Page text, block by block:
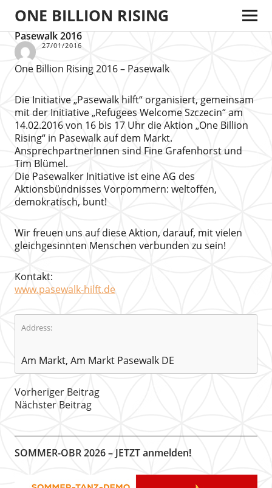
ONE BILLION RISING
Pasewalk 2016
27/01/2016
One Billion Rising 2016 – Pasewalk
Die Initiative „Pasewalk hilft“ organisiert, gemeinsam
mit der Initiative „Refugees Welcome Szczecin“ am
14.02.2016 von 16 bis 17 Uhr die Aktion „One Billion
Rising“ in Pasewalk auf dem Markt.
AnsprechpartnerInnen sind Fine Grafenhorst und
Tim Blümel.
Die Pasewalker Initiative ist eine AG des
Aktionsbündnisses Vorpommern: weltoffen,
demokratisch, bunt!
Wir freuen uns auf diese Aktion, darauf, mit vielen
gleichgesinnten Menschen verbunden zu sein!
Kontakt:
www.pasewalk-hilft.de
Address:
Am Markt, Am Markt Pasewalk DE
Vorheriger Beitrag
Nächster Beitrag
SOMMER-OBR 2026 – JETZT anmelden!